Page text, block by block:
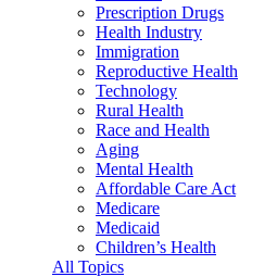
Prescription Drugs
Health Industry
Immigration
Reproductive Health
Technology
Rural Health
Race and Health
Aging
Mental Health
Affordable Care Act
Medicare
Medicaid
Children’s Health
All Topics